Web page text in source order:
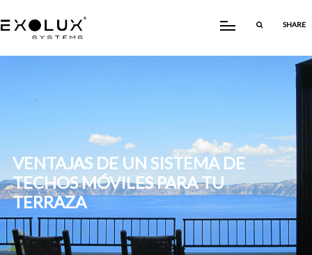
SHARE
VENTAJAS DE UN SISTEMA DE
TECHOS MÓVILES PARA TU
TERRAZA